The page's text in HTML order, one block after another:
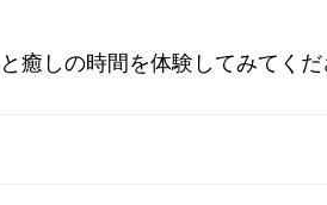
癒しの時間を体験してみてくだ